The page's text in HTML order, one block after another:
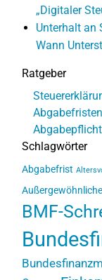
„Digitaler
Unterhalt an
Wann
Ratgeber
Schlagwörter
Abgabefrist
BMF-